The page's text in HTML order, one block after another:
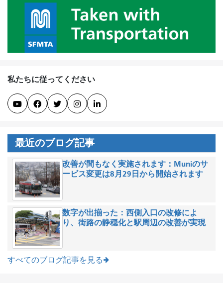
私たちに従ってください
    
最近のブログ記事
改善が間もなく実施されます：Muniのサ
ービス変更は8月29日から開始されます
数字が出揃った：西側入口の改修によ
り、街路の静穏化と駅周辺の改善が実現
すべてのブログ記事を見る